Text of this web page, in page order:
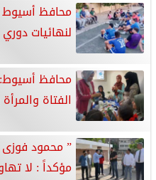
محافظ أسيوط
لنهائيات
محافظ أسيوط:
الفتاة
” محمود فوزى
مؤكداً : لا